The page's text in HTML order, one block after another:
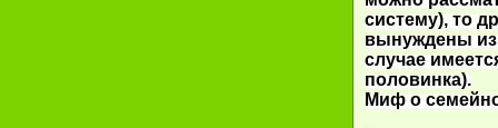
систему), то
вынуждены
случае
половинка).
Миф о